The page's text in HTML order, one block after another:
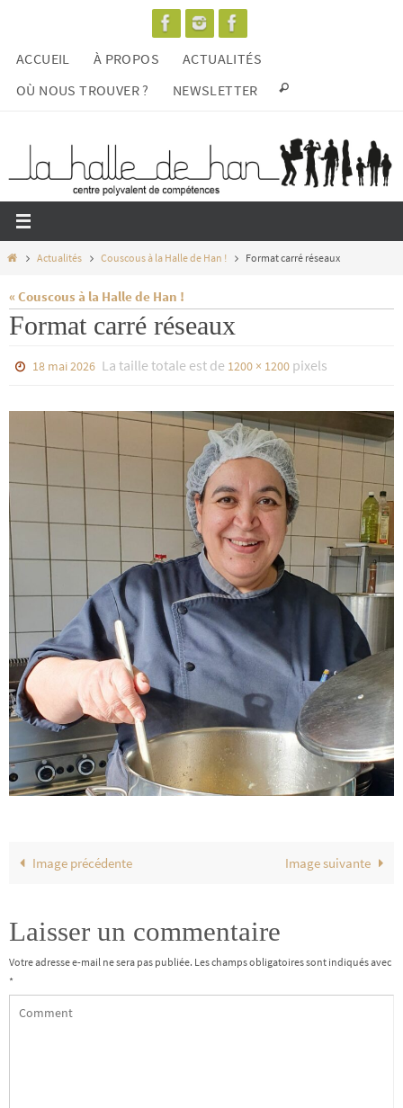
contenu
ACCUEIL À PROPOS
ACTUALITÉS
OÙ NOUS TROUVER ?
NEWSLETTER
HomeActualités Couscous à la Halle de Han ! Format carré réseaux
« Couscous à la Halle de Han !
Format carré réseaux
18 mai 2026 La taille totale est de 1200 × 1200 pixels
Image précédente Image suivante
Laisser un commentaire
Votre adresse e-mail ne sera pas publiée. Les champs obligatoires sont indiqués avec
*